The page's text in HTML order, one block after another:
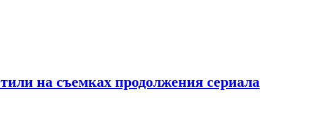
на съемках продолжения сериала